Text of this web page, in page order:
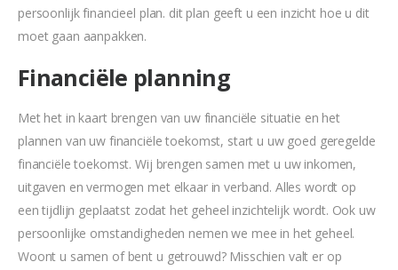
persoonlijk financieel plan. dit plan geeft u een inzicht hoe u dit
moet gaan aanpakken.
Financiële planning
Met het in kaart brengen van uw financiële situatie en het
plannen van uw financiële toekomst, start u uw goed geregelde
financiële toekomst. Wij brengen samen met u uw inkomen,
uitgaven en vermogen met elkaar in verband. Alles wordt op
een tijdlijn geplaatst zodat het geheel inzichtelijk wordt. Ook uw
persoonlijke omstandigheden nemen we mee in het geheel.
Woont u samen of bent u getrouwd? Misschien valt er op